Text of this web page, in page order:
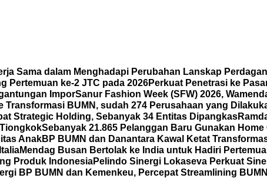
Sama dalam Menghadapi Perubahan Lanskap
Pertemuan ke-2 JTC pada 2026Perkuat Penetrasi ke
ImporSanur Fashion Week (SFW) 2026,
BUMN, sudah 274 Perusahaan yang
Strategic Holding, Sebanyak 34 Entitas Dipangkas
Sebanyak 21.865 Pelanggan Baru Gunakan
AnakBP BUMN dan Danantara Kawal Ketat
Mendag Busan Bertolak ke India untuk Hadiri
Produk IndonesiaPelindo Sinergi Lokaseva Perkuat
BP BUMN dan Kemenkeu, Percepat Streamlining BUMN